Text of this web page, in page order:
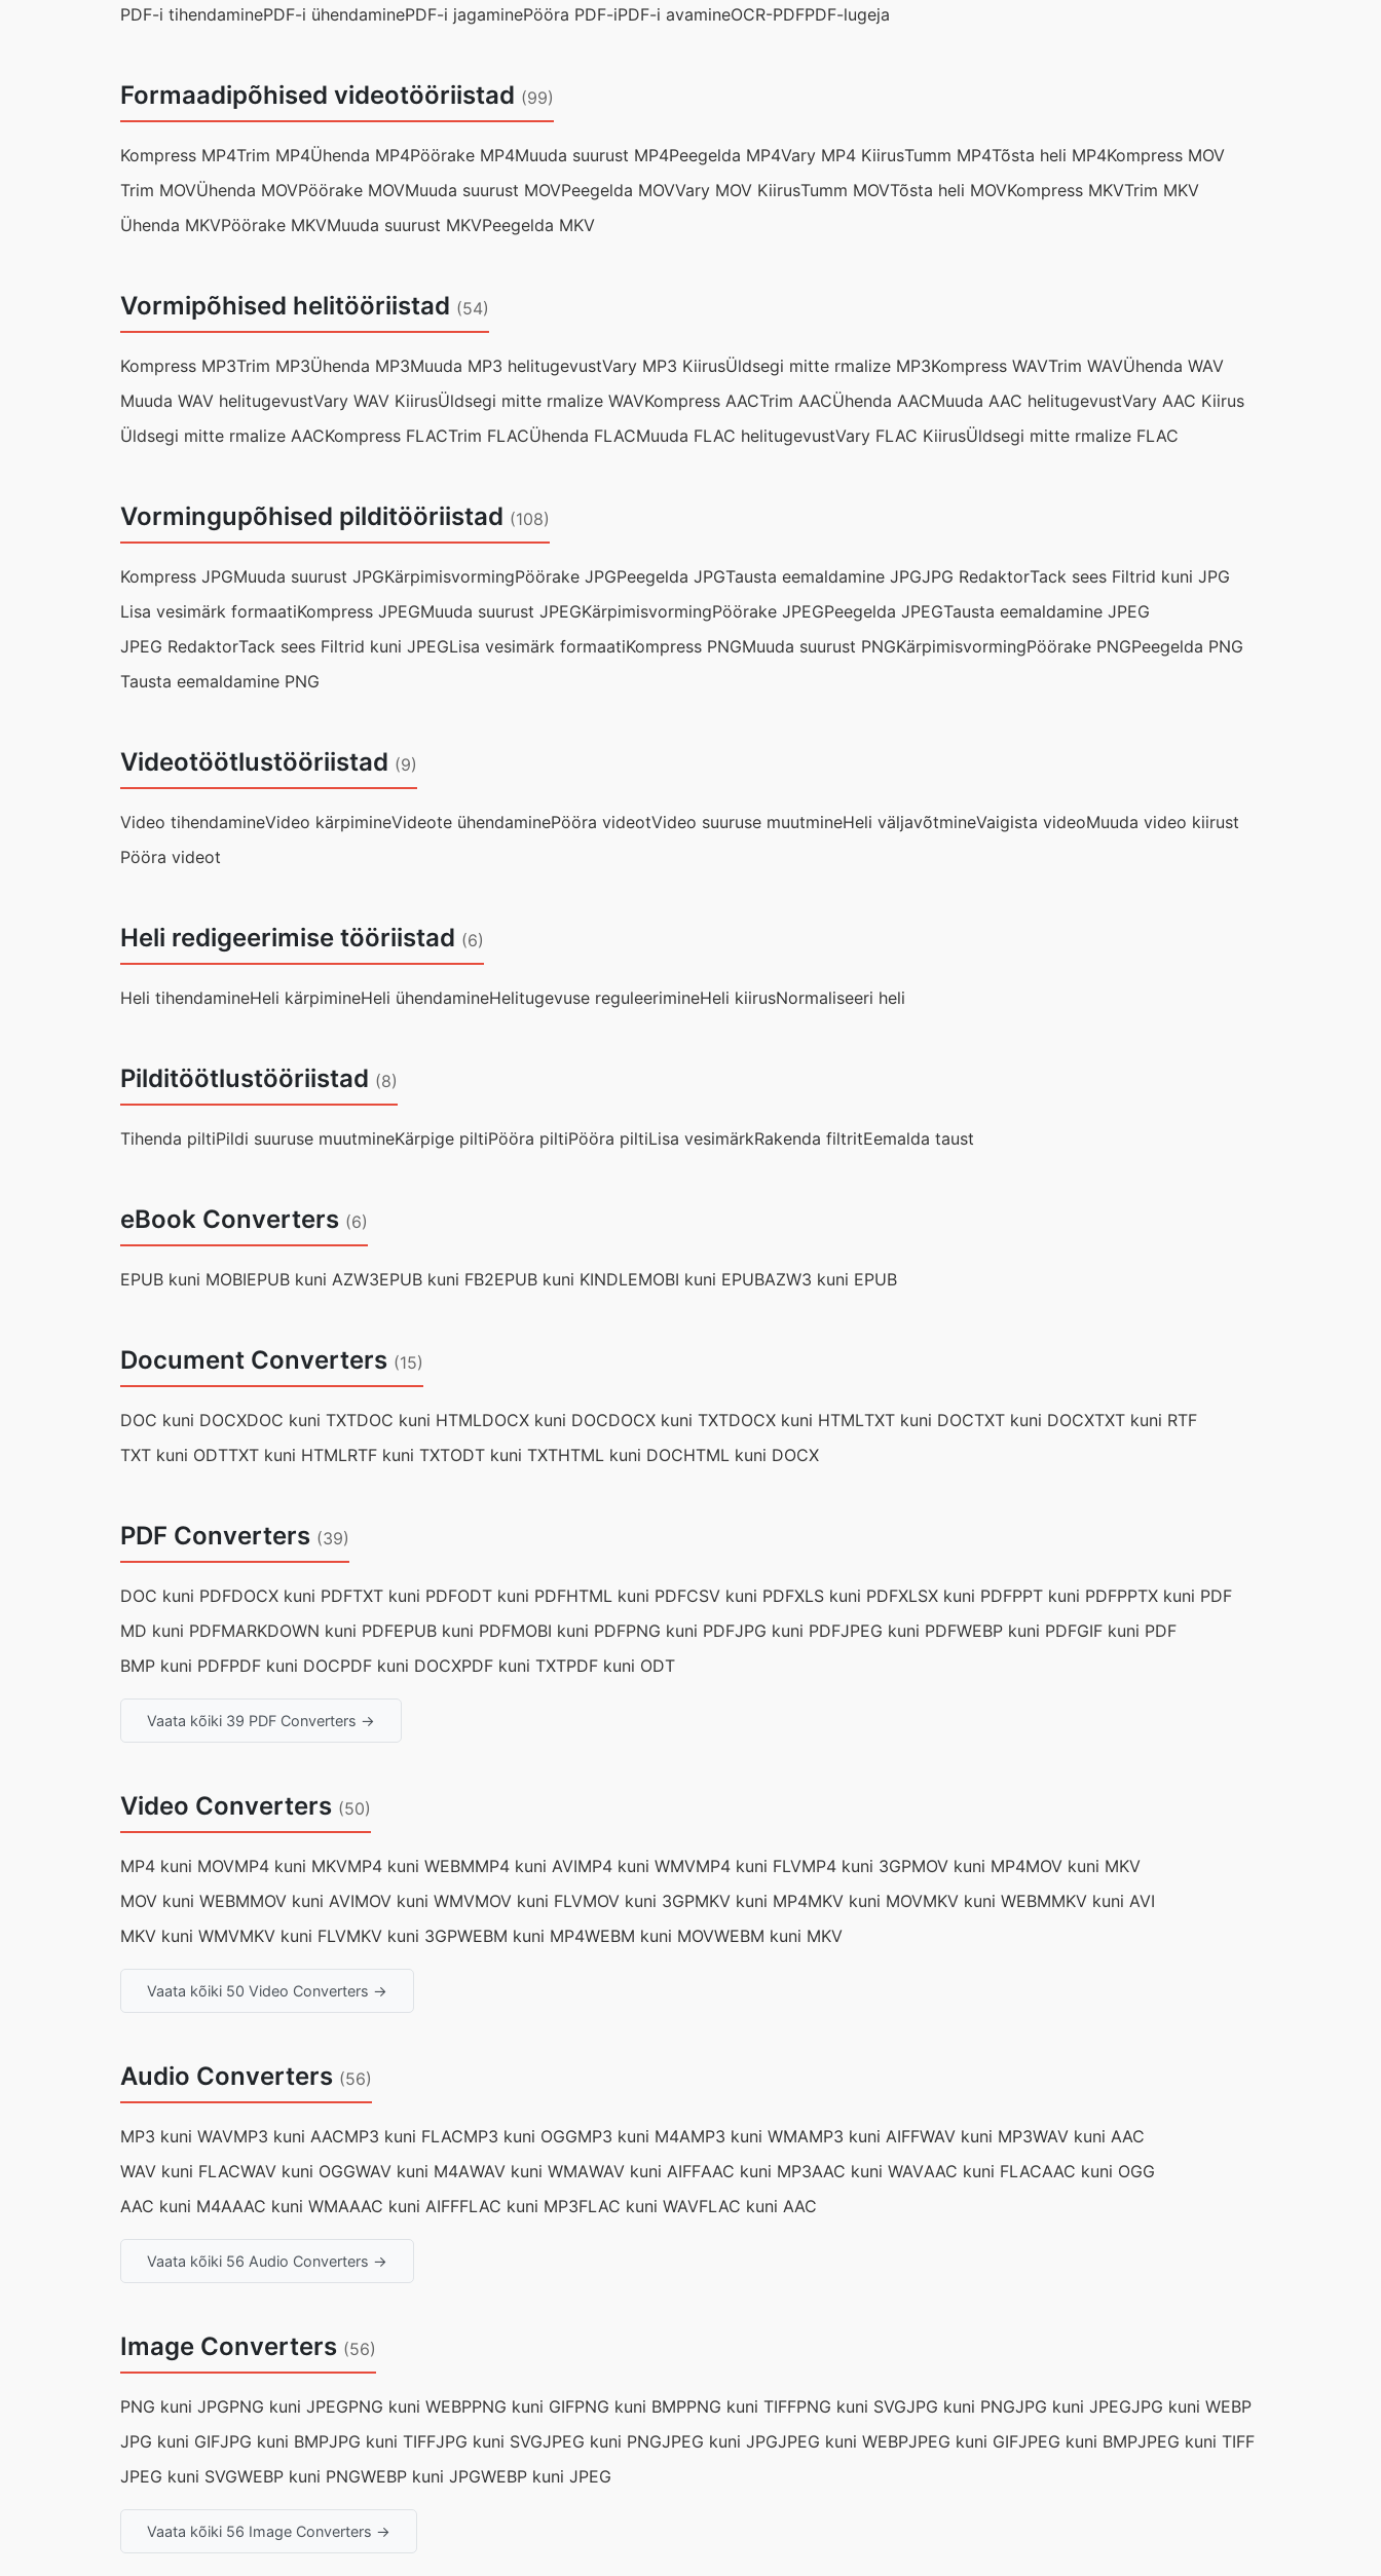
PDF-i tihendaminePDF-i ühendaminePDF-i jagaminePööra PDF-iPDF-i avamineOCR-PDFPDF-lugeja
Formaadipõhised videotööriistad (99)
Kompress MP4Trim MP4Ühenda MP4Pöörake MP4Muuda suurust MP4Peegelda MP4Vary MP4 KiirusTumm MP4Tõsta heli MP4Kompress MOV
Trim MOVÜhenda MOVPöörake MOVMuuda suurust MOVPeegelda MOVVary MOV KiirusTumm MOVTõsta heli MOVKompress MKVTrim MKV
Ühenda MKVPöörake MKVMuuda suurust MKVPeegelda MKV
Vormipõhised helitööriistad (54)
Kompress MP3Trim MP3Ühenda MP3Muuda MP3 helitugevustVary MP3 KiirusÜldsegi mitte rmalize MP3Kompress WAVTrim WAVÜhenda WAV
Muuda WAV helitugevustVary WAV KiirusÜldsegi mitte rmalize WAVKompress AACTrim AACÜhenda AACMuuda AAC helitugevustVary AAC Kiirus
Üldsegi mitte rmalize AACKompress FLACTrim FLACÜhenda FLACMuuda FLAC helitugevustVary FLAC KiirusÜldsegi mitte rmalize FLAC
Vormingupõhised pilditööriistad (108)
Kompress JPGMuuda suurust JPGKärpimisvormingPöörake JPGPeegelda JPGTausta eemaldamine JPGJPG RedaktorTack sees Filtrid kuni JPG
Lisa vesimärk formaatiKompress JPEGMuuda suurust JPEGKärpimisvormingPöörake JPEGPeegelda JPEGTausta eemaldamine JPEG
JPEG RedaktorTack sees Filtrid kuni JPEGLisa vesimärk formaatiKompress PNGMuuda suurust PNGKärpimisvormingPöörake PNGPeegelda PNG
Tausta eemaldamine PNG
Videotöötlustööriistad (9)
Video tihendamineVideo kärpimineVideote ühendaminePööra videotVideo suuruse muutmineHeli väljavõtmineVaigista videoMuuda video kiirust
Pööra videot
Heli redigeerimise tööriistad (6)
Heli tihendamineHeli kärpimineHeli ühendamineHelitugevuse reguleerimineHeli kiirusNormaliseeri heli
Pilditöötlustööriistad (8)
Tihenda piltiPildi suuruse muutmineKärpige piltiPööra piltiPööra piltiLisa vesimärkRakenda filtritEemalda taust
eBook Converters (6)
EPUB kuni MOBIEPUB kuni AZW3EPUB kuni FB2EPUB kuni KINDLEMOBI kuni EPUBAZW3 kuni EPUB
Document Converters (15)
DOC kuni DOCXDOC kuni TXTDOC kuni HTMLDOCX kuni DOCDOCX kuni TXTDOCX kuni HTMLTXT kuni DOCTXT kuni DOCXTXT kuni RTF
TXT kuni ODTTXT kuni HTMLRTF kuni TXTODT kuni TXTHTML kuni DOCHTML kuni DOCX
PDF Converters (39)
DOC kuni PDFDOCX kuni PDFTXT kuni PDFODT kuni PDFHTML kuni PDFCSV kuni PDFXLS kuni PDFXLSX kuni PDFPPT kuni PDFPPTX kuni PDF
MD kuni PDFMARKDOWN kuni PDFEPUB kuni PDFMOBI kuni PDFPNG kuni PDFJPG kuni PDFJPEG kuni PDFWEBP kuni PDFGIF kuni PDF
BMP kuni PDFPDF kuni DOCPDF kuni DOCXPDF kuni TXTPDF kuni ODT
Vaata kõiki 39 PDF Converters →
Video Converters (50)
MP4 kuni MOVMP4 kuni MKVMP4 kuni WEBMMP4 kuni AVIMP4 kuni WMVMP4 kuni FLVMP4 kuni 3GPMOV kuni MP4MOV kuni MKV
MOV kuni WEBMMOV kuni AVIMOV kuni WMVMOV kuni FLVMOV kuni 3GPMKV kuni MP4MKV kuni MOVMKV kuni WEBMMKV kuni AVI
MKV kuni WMVMKV kuni FLVMKV kuni 3GPWEBM kuni MP4WEBM kuni MOVWEBM kuni MKV
Vaata kõiki 50 Video Converters →
Audio Converters (56)
MP3 kuni WAVMP3 kuni AACMP3 kuni FLACMP3 kuni OGGMP3 kuni M4AMP3 kuni WMAMP3 kuni AIFFWAV kuni MP3WAV kuni AAC
WAV kuni FLACWAV kuni OGGWAV kuni M4AWAV kuni WMAWAV kuni AIFFAAC kuni MP3AAC kuni WAVAAC kuni FLACAAC kuni OGG
AAC kuni M4AAAC kuni WMAAAC kuni AIFFFLAC kuni MP3FLAC kuni WAVFLAC kuni AAC
Vaata kõiki 56 Audio Converters →
Image Converters (56)
PNG kuni JPGPNG kuni JPEGPNG kuni WEBPPNG kuni GIFPNG kuni BMPPNG kuni TIFFPNG kuni SVGJPG kuni PNGJPG kuni JPEGJPG kuni WEBP
JPG kuni GIFJPG kuni BMPJPG kuni TIFFJPG kuni SVGJPEG kuni PNGJPEG kuni JPGJPEG kuni WEBPJPEG kuni GIFJPEG kuni BMPJPEG kuni TIFF
JPEG kuni SVGWEBP kuni PNGWEBP kuni JPGWEBP kuni JPEG
Vaata kõiki 56 Image Converters →